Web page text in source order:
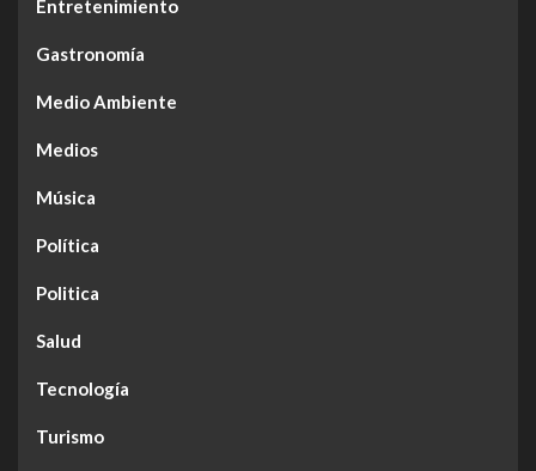
Entretenimiento
Gastronomía
Medio Ambiente
Medios
Música
Política
Politica
Salud
Tecnología
Turismo